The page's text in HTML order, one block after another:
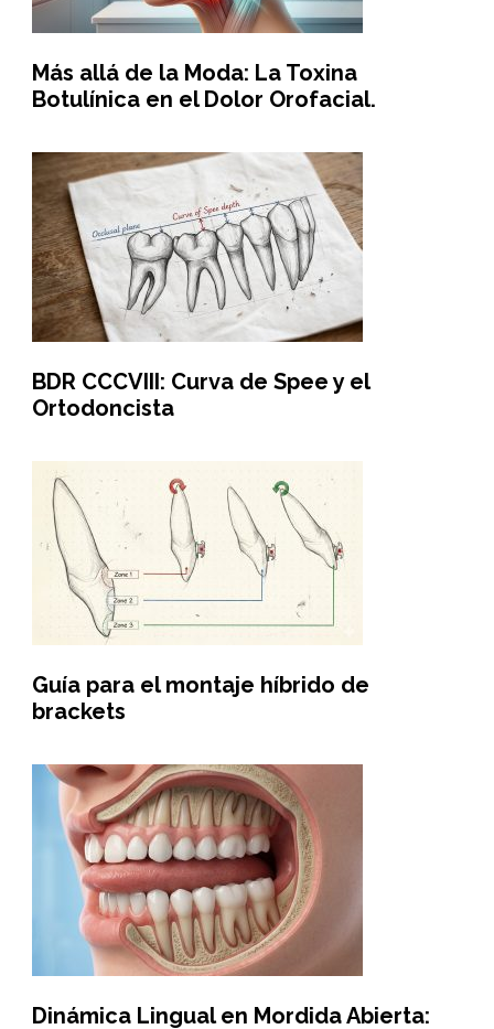
Más allá de la Moda: La Toxina
Botulínica en el Dolor Orofacial.
BDR CCCVIII: Curva de Spee y el
Ortodoncista
Guía para el montaje híbrido de
brackets
Dinámica Lingual en Mordida Abierta: